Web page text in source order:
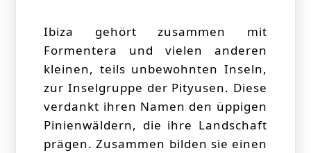
Ibiza gehört zusammen mit
Formentera und vielen anderen
kleinen, teils unbewohnten Inseln,
zur Inselgruppe der Pityusen. Diese
verdankt ihren Namen den üppigen
Pinienwäldern, die ihre Landschaft
prägen. Zusammen bilden sie einen